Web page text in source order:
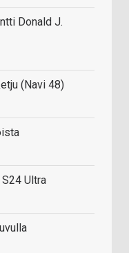
Donald J.
(Navi 48)
Ultra